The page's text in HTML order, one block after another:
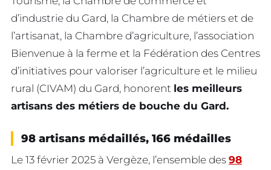
d’industrie du Gard, la Chambre de métiers et de
l’artisanat, la Chambre d’agriculture, l’association
Bienvenue à la ferme et la Fédération des Centres
d’initiatives pour valoriser l’agriculture et le milieu
rural (CIVAM) du Gard, honorent les meilleurs
artisans des métiers de bouche du Gard.
98 artisans médaillés, 166 médailles
Le 13 février 2025 à Vergèze, l’ensemble des 98